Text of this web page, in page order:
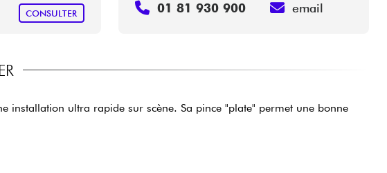
CONSULTER 01 81 930 900 email
installation ultra rapide sur scène. Sa pince "plate" permet une bonne